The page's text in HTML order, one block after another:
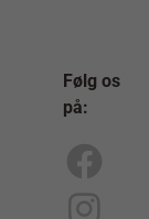
Følg os
på:
F
I